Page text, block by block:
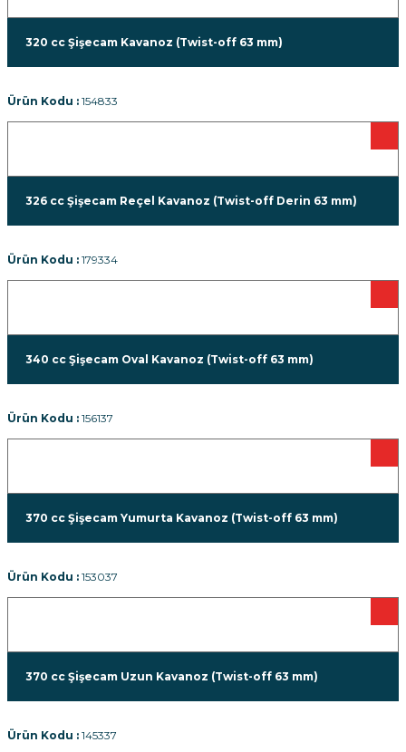
320 cc Şişecam Kavanoz (Twist-off 63 mm)
Ürün Kodu : 154833
326 cc Şişecam Reçel Kavanoz (Twist-off Derin 63 mm)
Ürün Kodu : 179334
340 cc Şişecam Oval Kavanoz (Twist-off 63 mm)
Ürün Kodu : 156137
370 cc Şişecam Yumurta Kavanoz (Twist-off 63 mm)
Ürün Kodu : 153037
370 cc Şişecam Uzun Kavanoz (Twist-off 63 mm)
Ürün Kodu : 145337